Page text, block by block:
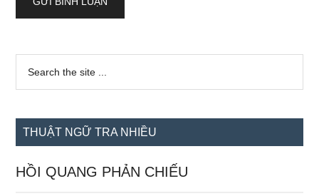
Sidebar
chính
...
THUẬT NGỮ TRA NHIỀU
HỒI QUANG PHẢN CHIẾU